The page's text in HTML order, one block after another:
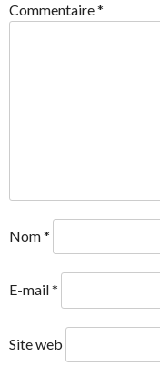
Commentaire*
Nom*
E-mail*
Site web